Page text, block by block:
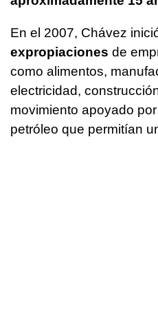
En el 2007, Chávez
expropiaciones de
como alimentos,
electricidad,
movimiento apoyado
petróleo que permitían